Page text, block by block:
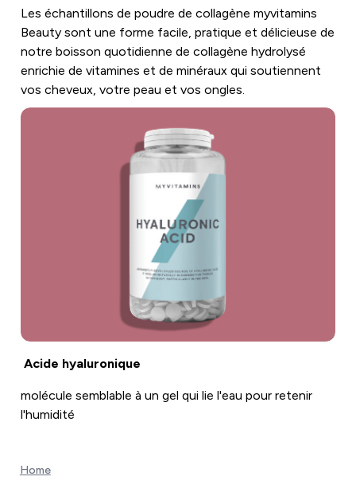
Les échantillons de poudre de collagène myvitamins
Beauty sont une forme facile, pratique et délicieuse de
notre boisson quotidienne de collagène hydrolysé
enrichie de vitamines et de minéraux qui soutiennent
vos cheveux, votre peau et vos ongles.
Acide hyaluronique
molécule semblable à un gel qui lie l'eau pour retenir
l'humidité
Home